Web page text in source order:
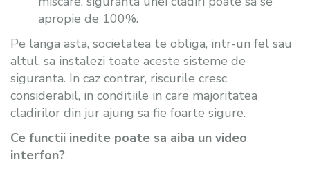
apropie de 100%.
Pe langa asta, societatea te obliga, intr-un fel sau
altul, sa instalezi toate aceste sisteme de
siguranta. In caz contrar, riscurile cresc
considerabil, in conditiile in care majoritatea
cladirilor din jur ajung sa fie foarte sigure.
Ce functii inedite poate sa aiba un video
interfon?